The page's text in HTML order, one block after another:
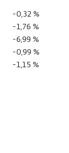
-0,32 %
-1,76 %
-6,99 %
-0,99 %
-1,15 %